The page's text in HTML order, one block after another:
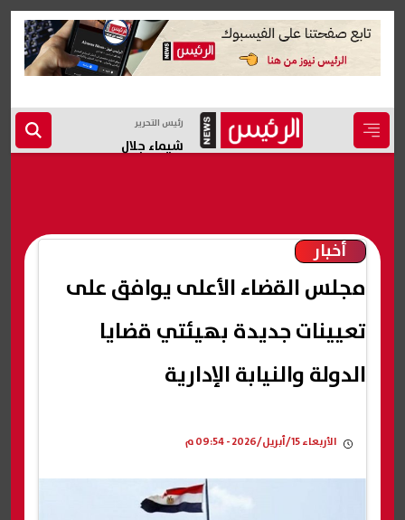
رئيس التحرير
شيماء جلال
أخبار
مجلس القضاء الأعلى يوافق على
تعيينات جديدة بهيئتي قضايا
الدولة والنيابة الإدارية
الأربعاء 15/أبريل/2026 - 09:54 م